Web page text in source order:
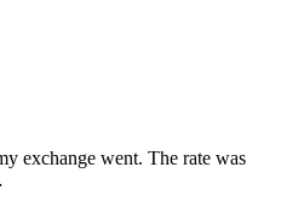
exchange went. The rate was